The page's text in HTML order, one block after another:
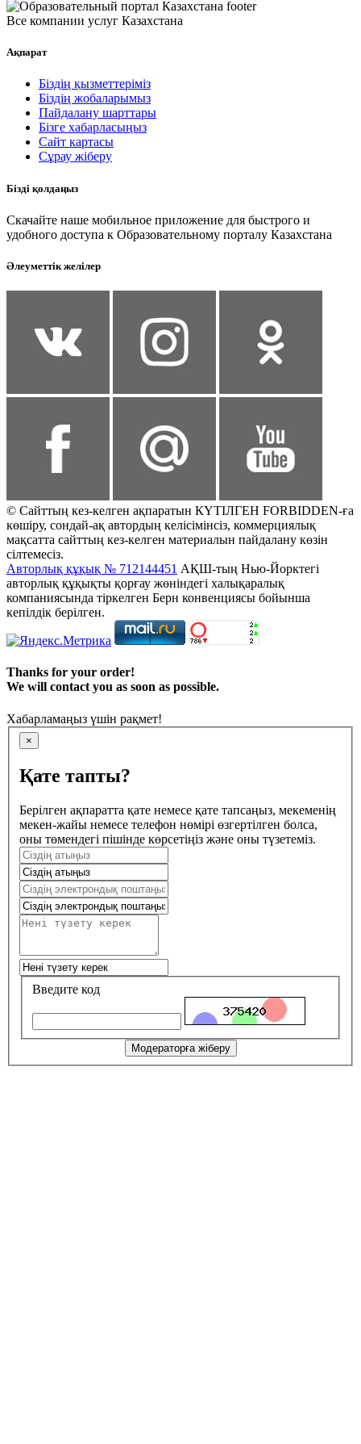
Все компании услуг Казахстана
Ақпарат
Біздің қызметтеріміз
Біздің жобаларымыз
Пайдалану шарттары
Бізге хабарласыңыз
Сайт картасы
Сұрау жіберу
Бізді қолдаңыз
Скачайте наше мобильное приложение для быстрого и
удобного доступа к Образовательному порталу Казахстана
Әлеуметтік желілер
© Сайттың кез-келген ақпаратын КҮТІЛГЕН FORBIDDEN-ға
көшіру, сондай-ақ автордың келісімінсіз, коммерциялық
мақсатта сайттың кез-келген материалын пайдалану көзін
сілтемесіз.
Авторлық құқық № 712144451 АҚШ-тың Нью-Йорктегі
авторлық құқықты қорғау жөніндегі халықаралық
компаниясында тіркелген Берн конвенциясы бойынша
кепілдік берілген.
Thanks for your order!
We will contact you as soon as possible.
Хабарламаңыз үшін рақмет!
×
Қате тапты?
Берілген ақпаратта қате немесе қате тапсаңыз, мекеменің
мекен-жайы немесе телефон нөмірі өзгертілген болса,
оны төмендегі пішінде көрсетіңіз және оны түзетеміз.
Введите код
Модераторға жіберу